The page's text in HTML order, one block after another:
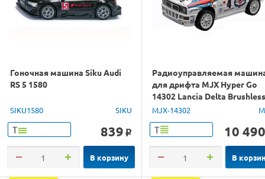
Гоночная машина Siku Audi
RS 5 1580
SIKU1580 SIKU
Т 839 o
В корзину
Радиоуправляемая
для дрифта MJX Hyper Go
14302 Lancia Delta Brushless
4WD 2.4G LED 1/14 RTR
MJX-14302
Т 10 490
В